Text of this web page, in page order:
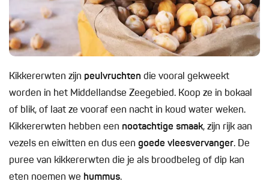
Kikkererwten zijn peulvruchten die vooral gekweekt
worden in het Middellandse Zeegebied. Koop ze in bokaal
of blik, of laat ze vooraf een nacht in koud water weken.
Kikkererwten hebben een nootachtige smaak, zijn rijk aan
vezels en eiwitten en dus een goede vleesvervanger. De
puree van kikkererwten die je als broodbeleg of dip kan
eten noemen we hummus.